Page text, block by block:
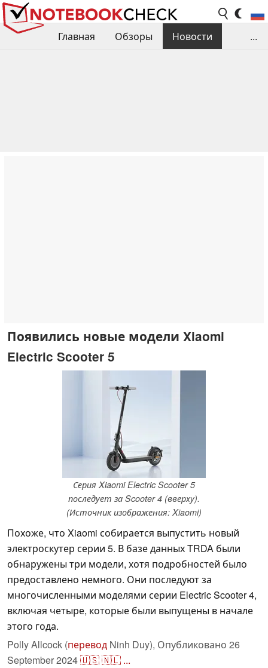
Главная Обзоры
Новости
...
Появились новые модели Xiaomi
Electric Scooter 5
Серия Xiaomi Electric Scooter 5
последует за Scooter 4 (вверху).
(Источник изображения: Xiaomi)
Похоже, что Xiaomi собирается выпустить новый
электроскутер серии 5. В базе данных TRDA были
обнаружены три модели, хотя подробностей было
предоставлено немного. Они последуют за
многочисленными моделями серии Electric Scooter 4,
включая четыре, которые были выпущены в начале
этого года.
Polly Allcock (перевод Ninh Duy), Опубликовано 26
September 2024🇺🇸🇳🇱 ...